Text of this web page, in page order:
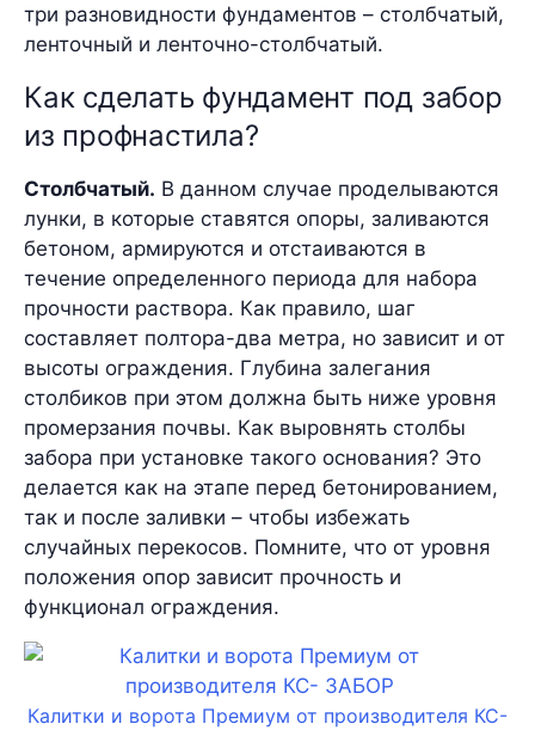
три разновидности фундаментов – столбчатый,
ленточный и ленточно-столбчатый.
Как сделать фундамент под забор
из профнастила?
Столбчатый. В данном случае проделываются
лунки, в которые ставятся опоры, заливаются
бетоном, армируются и отстаиваются в
течение определенного периода для набора
прочности раствора. Как правило, шаг
составляет полтора-два метра, но зависит и от
высоты ограждения. Глубина залегания
столбиков при этом должна быть ниже уровня
промерзания почвы. Как выровнять столбы
забора при установке такого основания? Это
делается как на этапе перед бетонированием,
так и после заливки – чтобы избежать
случайных перекосов. Помните, что от уровня
положения опор зависит прочность и
функционал ограждения.
Калитки и ворота Премиум от производителя КС-